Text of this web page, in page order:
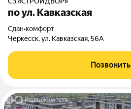
по ул. Кавказская
Сдан•комфорт
Черкесск, ул. Кавказская, 56А
Позвонить